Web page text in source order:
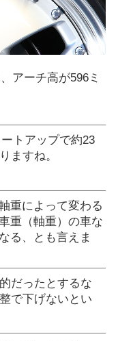
アーチ高が596ミ
トアップで約23
ますね。
重によって変わる
重（軸重）の車な
る、とも言えま
だったとするな
で下げないとい